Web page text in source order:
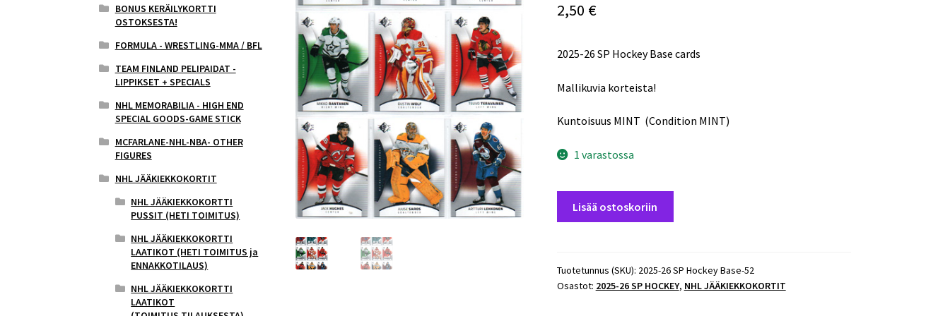
2,50 €
2025-26 SP Hockey Base cards
Mallikuvia korteista!
Kuntoisuus MINT (Condition MINT)
1 varastossa
Base
#51
Lisää ostoskoriin
Tuotetunnus (SKU): 2025-26 SP Hockey Base-52
Osastot: 2025-26 SP HOCKEY, NHL JÄÄKIEKKOKORTIT
BONUS KERÄILYKORTTI
OSTOKSESTA!
FORMULA - WRESTLING-MMA / BFL
TEAM FINLAND PELIPAIDAT -
LIPPIKSET + SPECIALS
NHL MEMORABILIA - HIGH END
SPECIAL GOODS-GAME STICK
MCFARLANE-NHL-NBA- OTHER
FIGURES
NHL JÄÄKIEKKOKORTIT
NHL JÄÄKIEKKOKORTTI
PUSSIT (HETI TOIMITUS)
NHL JÄÄKIEKKOKORTTI
LAATIKOT (HETI TOIMITUS ja
ENNAKKOTILAUS)
NHL JÄÄKIEKKOKORTTI
LAATIKOT